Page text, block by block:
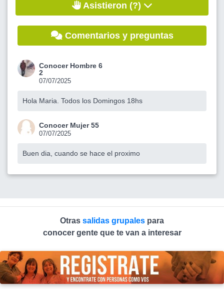
Asistieron (?)
Comentarios y preguntas
Conocer Hombre 6
2
07/07/2025
Hola Maria. Todos los Domingos 18hs
Conocer Mujer 55
07/07/2025
Buen dia, cuando se hace el proximo
Otras salidas grupales para
conocer gente que te van a interesar